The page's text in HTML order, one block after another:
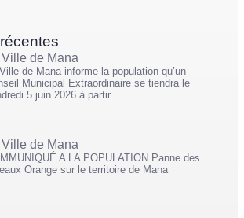
Ville de Mana
de Mana informe la population qu’un
Municipal Extraordinaire se tiendra le
5 juin 2026 à partir...
Ville de Mana
A LA POPULATION Panne des
Orange sur le territoire de Mana